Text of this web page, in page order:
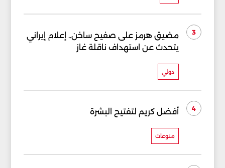
3
مضيق هرمز على صفيح ساخن.. إعلام إيراني
يتحدث عن استهداف ناقلة غاز
دولي
4 أفضل كريم لتفتيح البشرة
منوعات